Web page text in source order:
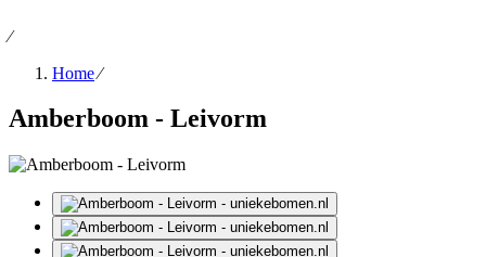
⁄
Home ⁄
Amberboom - Leivorm